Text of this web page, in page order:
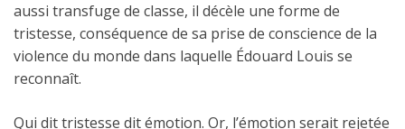
aussi transfuge de classe, il décèle une forme de
tristesse, conséquence de sa prise de conscience de la
violence du monde dans laquelle Édouard Louis se
reconnaît.
Qui dit tristesse dit émotion. Or, l’émotion serait rejetée